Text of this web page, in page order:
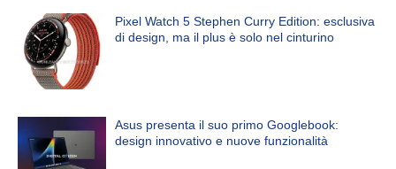
Pixel Watch 5 Stephen Curry Edition: esclusiva
di design, ma il plus è solo nel cinturino
Asus presenta il suo primo Googlebook:
design innovativo e nuove funzionalità